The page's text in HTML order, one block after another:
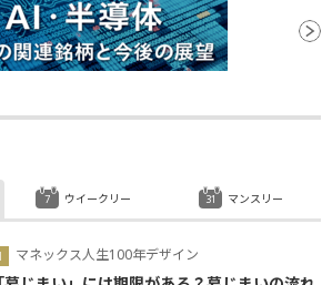
マネックス人生100年デザイン
ウイークリー マンスリー